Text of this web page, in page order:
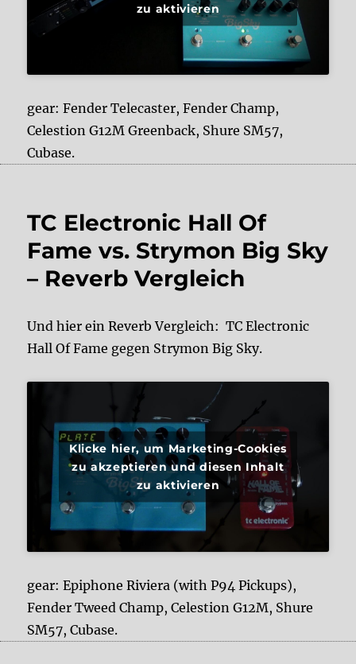
zu aktivieren
gear: Fender Telecaster, Fender Champ,
Celestion G12M Greenback, Shure SM57,
Cubase.
TC Electronic Hall Of
Fame vs. Strymon Big Sky
– Reverb Vergleich
Und hier ein Reverb Vergleich: TC Electronic
Hall Of Fame gegen Strymon Big Sky.
Klicke hier, um Marketing-Cookies
zu akzeptieren und diesen Inhalt
zu aktivieren
gear: Epiphone Riviera (with P94 Pickups),
Fender Tweed Champ, Celestion G12M, Shure
SM57, Cubase.